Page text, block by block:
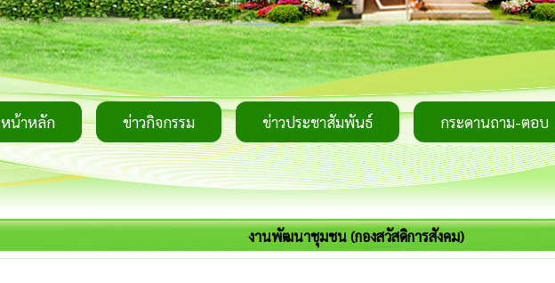
หน้าหลัก ข่าวกิจกรรม ข่าวประชาสัมพันธ์ กระดานถาม-ตอบ
งานพัฒนาชุมชน (กองสวัสดิการสังคม)